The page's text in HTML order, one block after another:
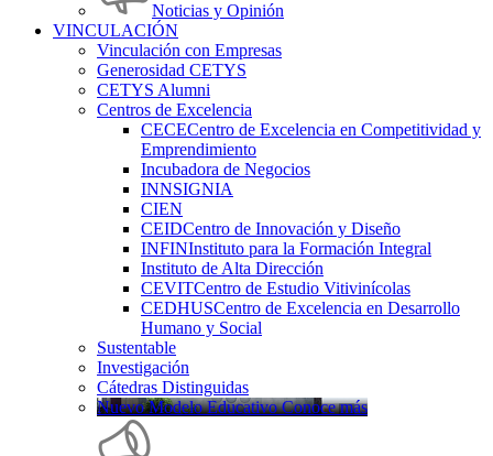
Noticias y Opinión
VINCULACIÓN
Vinculación con Empresas
Generosidad CETYS
CETYS Alumni
Centros de Excelencia
CECECentro de Excelencia en Competitividad y
Emprendimiento
Incubadora de Negocios
INNSIGNIA
CIEN
CEIDCentro de Innovación y Diseño
INFINInstituto para la Formación Integral
Instituto de Alta Dirección
CEVITCentro de Estudio Vitivinícolas
CEDHUSCentro de Excelencia en Desarrollo
Humano y Social
Sustentable
Investigación
Cátedras Distinguidas
Nuevo Modelo Educativo Conoce más